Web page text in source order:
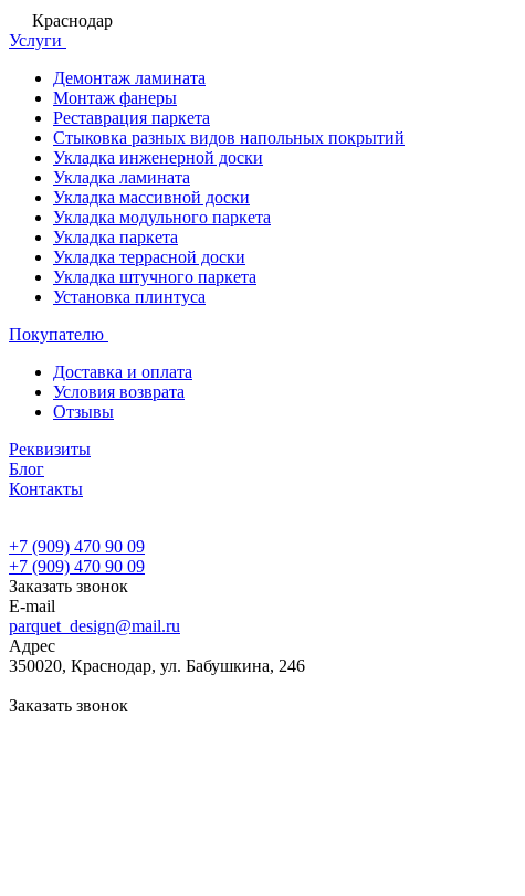
Краснодар
Услуги
Демонтаж ламината
Монтаж фанеры
Реставрация паркета
Стыковка разных видов напольных покрытий
Укладка инженерной доски
Укладка ламината
Укладка массивной доски
Укладка модульного паркета
Укладка паркета
Укладка террасной доски
Укладка штучного паркета
Установка плинтуса
Покупателю
Доставка и оплата
Условия возврата
Отзывы
Реквизиты
Блог
Контакты
+7 (909) 470 90 09
+7 (909) 470 90 09
Заказать звонок
E-mail
parquet_design@mail.ru
Адрес
350020, Краснодар, ул. Бабушкина, 246
Заказать звонок